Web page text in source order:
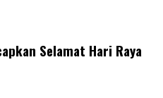
Selamat Hari Raya